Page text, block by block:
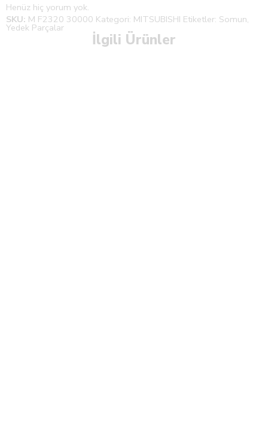
Henüz hiç yorum yok.
SKU: M F2320 30000 Kategori: MITSUBISHI Etiketler: Somun,
Yedek Parçalar
İlgili Ürünler